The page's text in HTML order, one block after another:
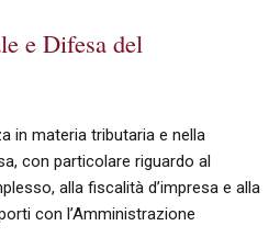
e Difesa del
in materia tributaria e nella
con particolare riguardo al
alla fiscalità d’impresa e alla
con l’Amministrazione